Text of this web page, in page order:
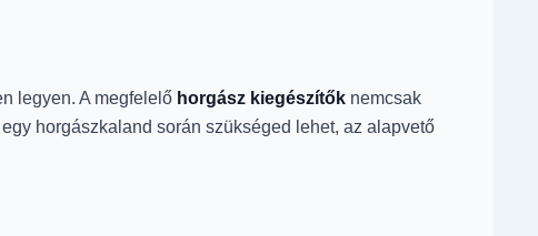
legyen. A megfelelő horgász kiegészítők nemcsak
horgászkaland során szükséged lehet, az alapvető